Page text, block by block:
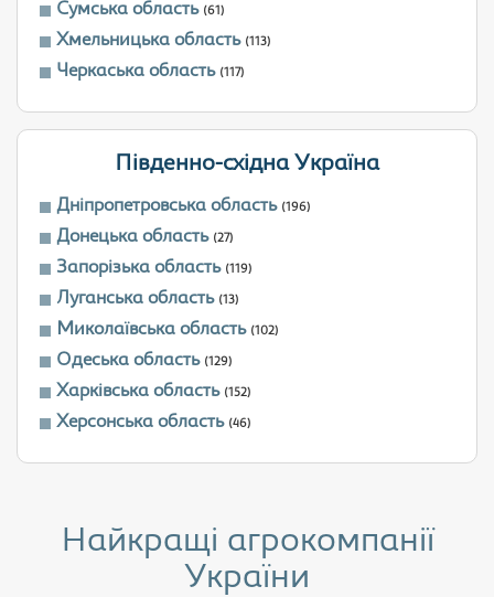
Сумська область (61)
Хмельницька область (113)
Черкаська область (117)
Південно-східна Україна
Дніпропетровська область (196)
Донецька область (27)
Запорізька область (119)
Луганська область (13)
Миколаївська область (102)
Одеська область (129)
Харківська область (152)
Херсонська область (46)
Найкращі агрокомпанії
України